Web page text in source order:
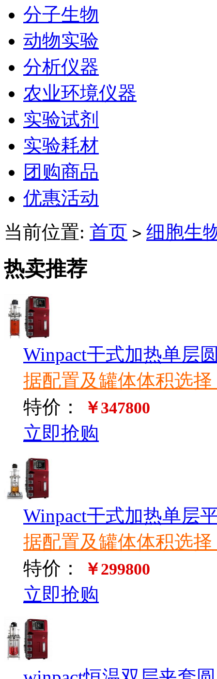
分子生物
动物实验
分析仪器
农业环境仪器
实验试剂
实验耗材
团购商品
优惠活动
当前位置: 首页 > 细胞生
热卖推荐
Winpact干式加热单层
据配置及罐体体积选
特价：
￥347800
立即抢购
Winpact干式加热单层
据配置及罐体体积选
特价：
￥299800
立即抢购